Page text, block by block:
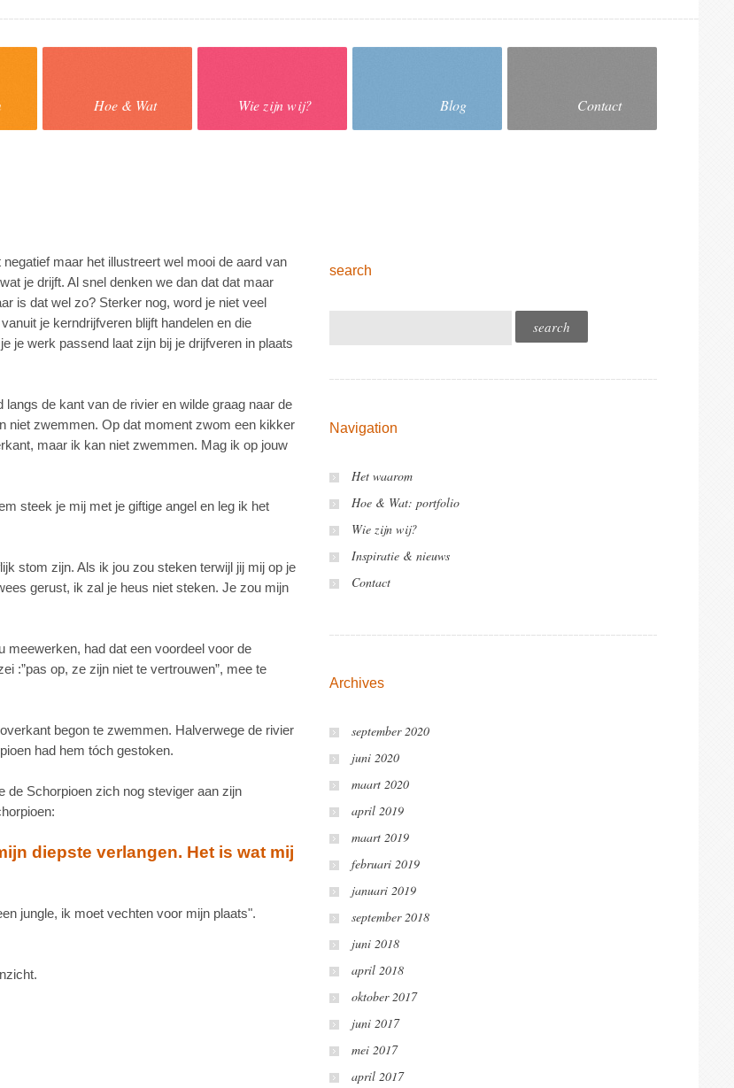
Hoe & Wat Wie zijn wij? Blog Contact
maar het illustreert wel mooi de aard van
je drijft. Al snel denken we dan dat dat maar
is dat wel zo? Sterker nog, word je niet veel
je kerndrijfveren blijft handelen en die
je werk passend laat zijn bij je drijfveren in plaats
langs de kant van de rivier en wilde graag naar de
niet zwemmen. Op dat moment zwom een kikker
maar ik kan niet zwemmen. Mag ik op jouw
steek je mij met je giftige angel en leg ik het
stom zijn. Als ik jou zou steken terwijl jij mij op je
gerust, ik zal je heus niet steken. Je zou mijn
had dat een voordeel voor de
:”pas op, ze zijn niet te vertrouwen”, mee te
begon te zwemmen. Halverwege de rivier
had hem tóch gestoken.
de Schorpioen zich nog steviger aan zijn
diepste verlangen. Het is wat mij
jungle, ik moet vechten voor mijn plaats".
search
Navigation
Het waarom
Hoe & Wat: portfolio
Wie zijn wij?
Inspiratie & nieuws
Contact
Archives
september 2020
juni 2020
maart 2020
april 2019
maart 2019
februari 2019
januari 2019
september 2018
juni 2018
april 2018
oktober 2017
juni 2017
mei 2017
april 2017